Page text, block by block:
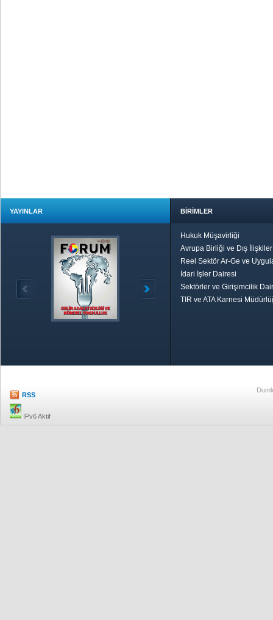
YAYINLAR BİRİMLER
Hukuk Müşavirliği
Avrupa Birliği ve Dış
Reel Sektör Ar-Ge ve
İdari İşler Dairesi
Sektörler ve Girişimcilik
TIR ve ATA Karnesi
RSS
IPv6 Aktif